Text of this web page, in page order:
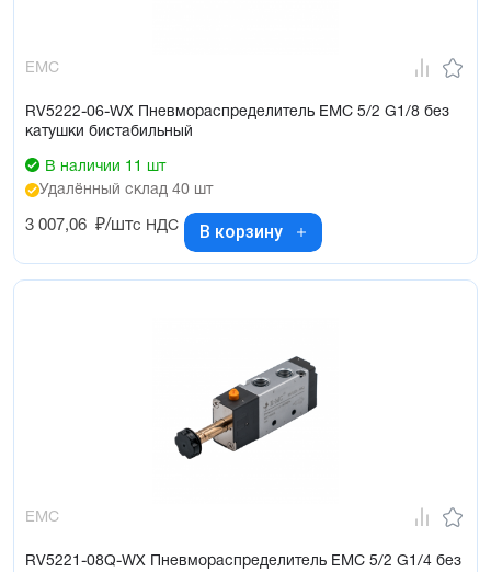
EMC
RV5222-06-WX Пневмораспределитель EMC 5/2 G1/8 без
катушки бистабильный
В наличии 11 шт
Удалённый склад 40 шт
3 007,06 ₽/штс НДС В корзину
EMC
RV5221-08Q-WX Пневмораспределитель EMC 5/2 G1/4 без